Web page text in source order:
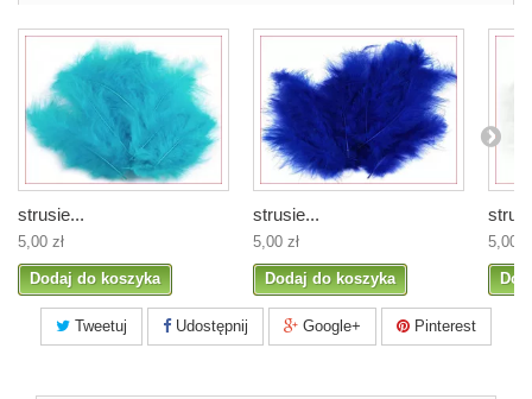
strusie...
5,00 zł
Dodaj do koszyka
strusie...
5,00 zł
Dodaj do koszyka
5,00
Tweetuj Udostępnij Google+ Pinterest